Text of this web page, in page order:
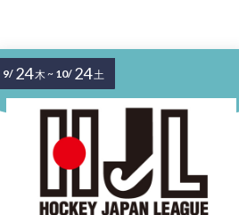
9/ 24木~ 10/ 24土